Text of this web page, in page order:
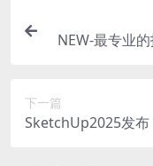
NEW-最专业
下一篇
SketchUp2025发布